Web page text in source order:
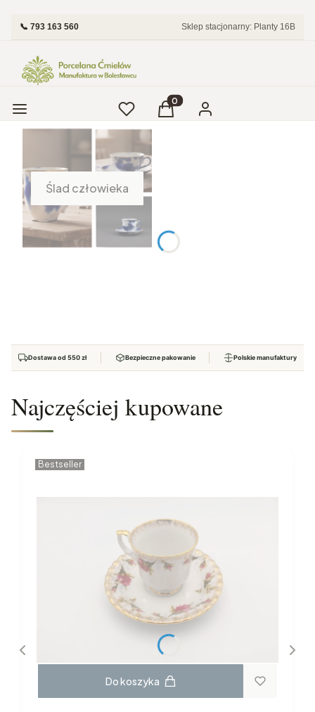
📞 793 163 560 Sklep stacjonarny: Planty 16B
Menu UlubioneProdukty w koszyku: 0.
Koszyk Zaloguj się
Ślad człowieka
Dostawa od 550 zł Bezpieczne pakowanie Polskie manufaktury
Najczęściej kupowane
Bestseller
Do koszyka